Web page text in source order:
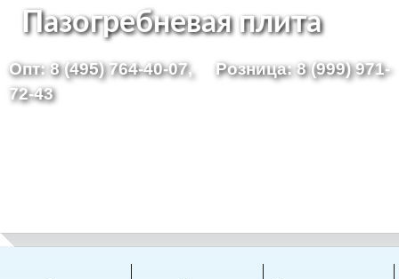
Перейти
основному
Пазогребневая плита
Опт: 8 (495) 764-40-07,
Розница: 8 (999) 971-
72-43